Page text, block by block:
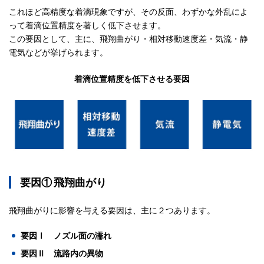
これほど高精度な着滴現象ですが、その反面、わずかな外乱によ
って着滴位置精度を著しく低下させます。
この要因として、主に、飛翔曲がり・相対移動速度差・気流・静
電気などが挙げられます。
着滴位置精度を低下させる要因
要因① 飛翔曲がり
飛翔曲がりに影響を与える要因は、主に２つあります。
要因Ⅰ ノズル面の濡れ
要因Ⅱ 流路内の異物